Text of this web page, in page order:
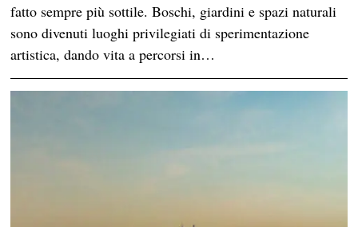
fatto sempre più sottile. Boschi, giardini e spazi naturali
sono divenuti luoghi privilegiati di sperimentazione
artistica, dando vita a percorsi in…